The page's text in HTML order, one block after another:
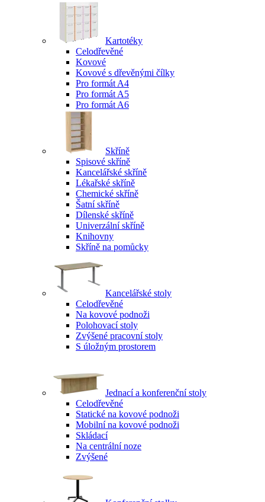
Kartotéky
Celodřevěné
Kovové
Kovové s dřevěnými čílky
Pro formát A4
Pro formát A5
Pro formát A6
Skříně
Spisové skříně
Kancelářské skříně
Lékařské skříně
Chemické skříně
Šatní skříně
Dílenské skříně
Univerzální skříně
Knihovny
Skříně na pomůcky
Kancelářské stoly
Celodřevěné
Na kovové podnoži
Polohovací stoly
Zvýšené pracovní stoly
S úložným prostorem
Jednací a konferenční stoly
Celodřevěné
Statické na kovové podnoži
Mobilní na kovové podnoži
Skládací
Na centrální noze
Zvýšené